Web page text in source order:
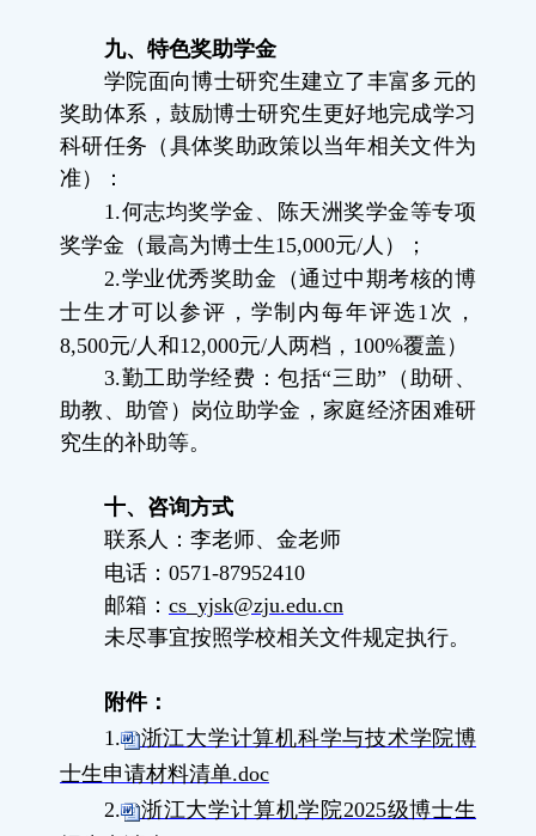
九、特色奖助学金
学院面向博士研究生建立了丰富多元的
奖助体系，鼓励博士研究生更好地完成学习
科研任务（具体奖助政策以当年相关文件为
准）：
1.何志均奖学金、陈天洲奖学金等专项
奖学金（最高为博士生15,000元/人）；
2.学业优秀奖助金（通过中期考核的博
士生才可以参评，学制内每年评选1 次，
8,500元/人和12,000元/人两档， 100%覆盖）
3.勤工助学经费：包括“三助”（助研、
助教、助管）岗位助学金，家庭经济困难研
究生的补助等。
十、咨询方式
联系人：李老师、金老师
电话： 0571-87952410
邮箱： cs_yjsk@zju.edu.cn
未尽事宜按照学校相关文件规定执行。
附件：
1.
浙江大学计算机科学与技术学院博
士生申请材料清单.doc
2.
浙江大学计算机学院2025级博士生